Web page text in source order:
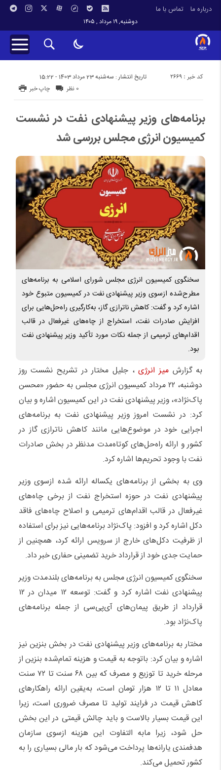
درباره ما تماس با ما
دوشنبه, ۱۹ مرداد , ۱۴۰۵
تاریخ انتشار : سه‌شنبه 23 مرداد 1403 - 15:22 کد خبر : 2669
چاپ خبر 0 نظر
برنامه‌های وزیر پیشنهادی نفت در نشست
کمیسیون انرژی مجلس بررسی شد
سخنگوی کمیسیون انرژی مجلس شورای اسلامی به برنامه‌های
مطرح‌شده ازسوی وزیر پیشنهادی نفت در کمیسیون متبوع خود
اشاره کرد و گفت: کاهش ناترازی گاز، به‌کارگیری راه‌حل‌هایی برای
افزایش صادرات نفت، استخراج از چاه‌های غیرفعال در قالب
اقدام‌های ترمیمی از جمله نکات مورد تأکید وزیر پیشنهادی نفت
بود.
به گزارشمیز انرژی، جلیل مختار در تشریح نشست روز
دوشنبه، ۲۲ مرداد کمیسیون انرژی مجلس به حضور «محسن
پاک‌نژاد»، وزیر پیشنهادی نفت در این کمیسیون اشاره و بیان
کرد: در نشست امروز وزیر پیشنهادی نفت به برنامه‌های
اجرایی خود در موضوع‌هایی مانند کاهش ناترازی گاز در
کشور و ارائه راه‌حل‌های کوتاه‌مدت مدنظر در بخش صادرات
نفت با وجود تحریم‌ها اشاره کرد.
وی به بخشی از برنامه‌های یکساله ارائه شده ازسوی وزیر
پیشنهادی نفت در حوزه استخراج نفت از برخی چاه‌های
غیرفعال در قالب اقدام‌های ترمیمی و اصلاح چاه‌های فاقد
دکل اشاره کرد و افزود: پاک‌نژاد برنامه‌هایی نیز برای استفاده
از ظرفیت دکل‌های خارج از سرویس ارائه کرد، همچنین از
حمایت جدی خود از قرارداد خرید تضمینی حفاری خبر داد.
سخنگوی کمیسیون انرژی مجلس به برنامه‌های بلندمدت وزیر
پیشنهادی نفت اشاره کرد و گفت: توسعه ۱۲ میدان در ۱۲
قرارداد از طریق پیمان‌های آی‌پی‌سی از جمله برنامه‌های
پاک‌نژاد بود.
مختار به برنامه‌های وزیر پیشنهادی نفت در بخش بنزین نیز
اشاره و بیان کرد: باتوجه به قیمت و هزینه تمام‌شده بنزین از
مرحله خرید تا توزیع و مصرف که بین ۶۸ سنت تا ۷۲ سنت
معادل ۱۱ تا ۱۲ هزار تومان است، به‌یقین ارائه راهکارهای
کاهش قیمت در فرایند تولید تا مصرف ضروری است، زیرا
این قیمت بسیار بالاست و باید چالش قیمتی در این بخش
حل شود، زیرا مابه التفاوت این هزینه ازسوی سازمان
هدفمندی یارانه‌ها پرداخت می‌شود که بار مالی بسیاری را به
کشور تحمیل می‌کند.